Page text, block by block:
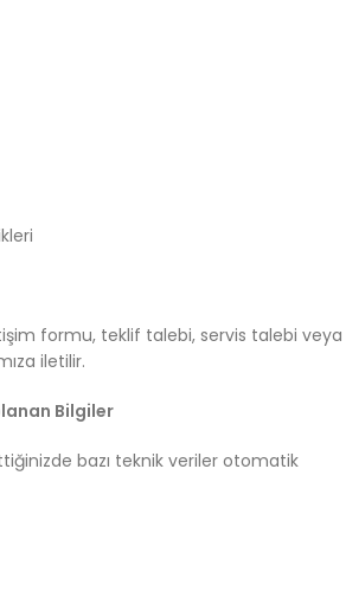
formu, teklif talebi, servis talebi veya
iletilir.
Bilgiler
bazı teknik veriler otomatik